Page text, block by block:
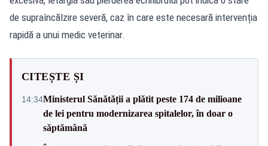
de supraîncălzire severă, caz în care este necesară intervenția
rapidă a unui medic veterinar.
CITEȘTE ȘI
14:34Ministerul Sănătății a plătit peste 174 de milioane
de lei pentru modernizarea spitalelor, în doar o
săptămână